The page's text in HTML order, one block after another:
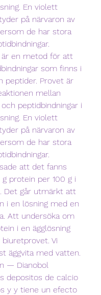
En violett
på närvaron av
de har stora
en metod för att
som finns i
peptider. Provet är
mellan
peptidbindningar i
En violett
på närvaron av
de har stora
att det fanns
protein per 100 g i
Det går utmärkt att
i en lösning med en
Att undersöka om
i en ägglösning
Vi
äggvita med vatten.
— Dianobol
depositos de calcio
y y tiene un efecto